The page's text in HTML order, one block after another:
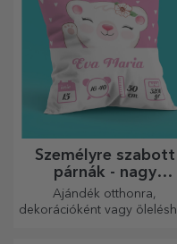
Személyre szabott
párnák - nagy
méretben
Ajándék otthonra,
dekorációként vagy